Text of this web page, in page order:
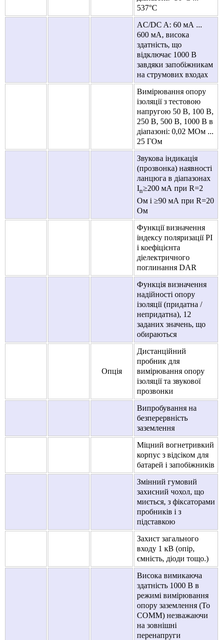
537°C
AC/DC A: 60 мА ...
600 мА, висока
здатність, що
відключає 1000 В
завдяки запобіжникам
на струмових входах
Вимірювання опору
ізоляції з тестовою
напругою 50 В, 100 В,
250 В, 500 В, 1000 В в
діапазоні: 0,02 МОм ...
25 ГОм
Звукова індикація
(прозвонка) наявності
ланцюга в діапазонах
In≥200 мА при R=2
Ом і ≥90 мА при R=20
Ом
Функції визначення
індексу поляризації PI
і коефіцієнта
діелектричного
поглинання DAR
Функція визначення
надійності опору
ізоляції (придатна /
непридатна), 12
заданих значень, що
обираються
Опція
Дистанційний
пробник для
вимірювання опору
ізоляції та звукової
прозвонки
Випробування на
безперервність
заземлення
Міцний вогнетривкий
корпус з відсіком для
батарей і запобіжників
Змінний гумовий
захисний чохол, що
миється, з фіксаторами
пробників і з
підставкою
Захист загального
входу 1 кВ (опір,
ємність, діоди тощо.)
Висока вимикаюча
здатність 1000 В в
режимі вимірювання
опору заземлення (To
COMM) незважаючи
на зовнішні
перенапруги